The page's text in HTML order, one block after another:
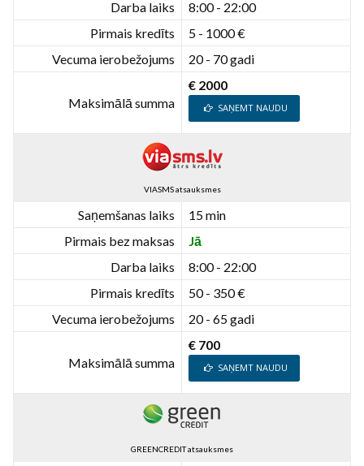
Darba laiks
8:00 - 22:00
Pirmais kredīts
5 - 1000 €
Vecuma ierobežojums
20 - 70 gadi
Maksimālā summa
€ 2000
SAŅEMT NAUDU
VIASMS atsauksmes
Saņemšanas laiks
15 min
Pirmais bez maksas
Jā
Darba laiks
8:00 - 22:00
Pirmais kredīts
50 - 350 €
Vecuma ierobežojums
20 - 65 gadi
Maksimālā summa
€ 700
SAŅEMT NAUDU
GREENCREDIT atsauksmes